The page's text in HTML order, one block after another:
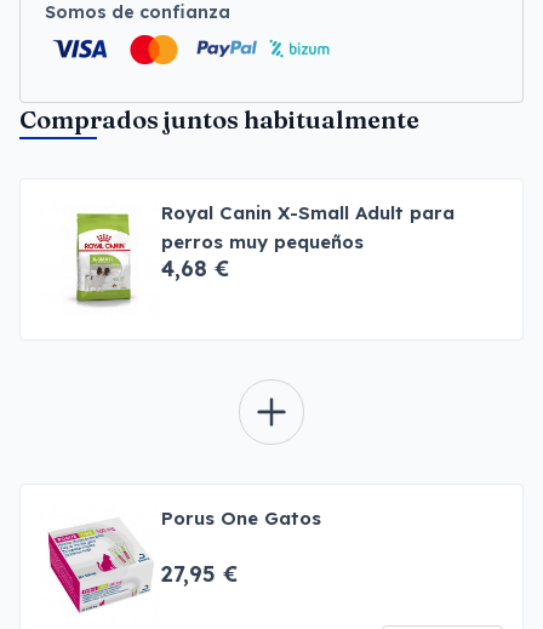
Somos de confianza
Comprados juntos habitualmente
Royal Canin X-Small Adult para
perros muy pequeños
4,68 €
Porus One Gatos
27,95 €